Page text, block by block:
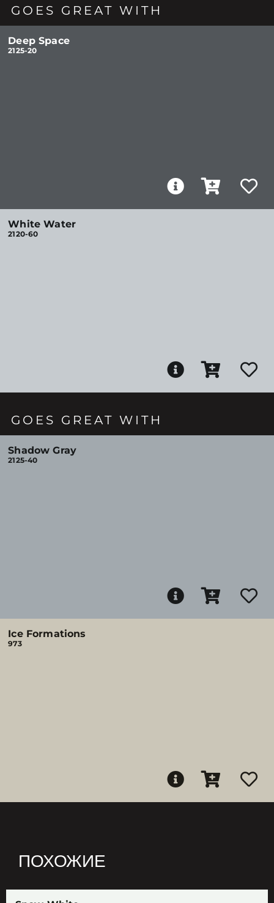
GOES GREAT WITH
Deep Space
2125-20
White Water
2120-60
GOES GREAT WITH
Shadow Gray
2125-40
Ice Formations
973
ПОХОЖИЕ